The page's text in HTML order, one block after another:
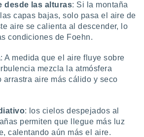
desde las alturas: Si la montaña
capas bajas, solo pasa el aire de
aire se calienta al descender, lo
condiciones de Foehn.
: A medida que el aire fluye sobre
mezcla la atmósfera
arrastra aire más cálido y seco
: los cielos despejados al
permiten que llegue más luz
calentando aún más el aire.